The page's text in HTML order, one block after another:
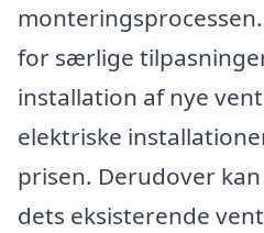
for særlige
installation af nye
elektriske
prisen. Derudover
dets eksisterende